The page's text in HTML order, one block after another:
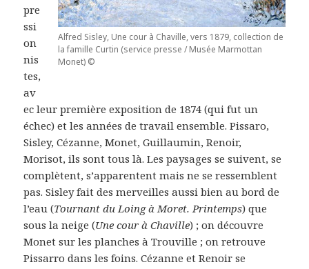
Alfred Sisley, Une cour à Chaville, vers 1879, collection de
la famille Curtin (service presse / Musée Marmottan
Monet) ©
pre
ssi
on
nis
tes,
av
ec leur première exposition de 1874 (qui fut un
échec) et les années de travail ensemble. Pissaro,
Sisley, Cézanne, Monet, Guillaumin, Renoir,
Morisot, ils sont tous là. Les paysages se suivent, se
complètent, s’apparentent mais ne se ressemblent
pas. Sisley fait des merveilles aussi bien au bord de
l’eau (Tournant du Loing à Moret. Printemps) que
sous la neige (Une cour à Chaville) ; on découvre
Monet sur les planches à Trouville ; on retrouve
Pissarro dans les foins. Cézanne et Renoir se